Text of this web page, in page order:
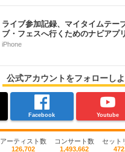
ライブ参加記録、マイタイムテー
ブ・フェスへ行くためのナビアプリ
iPhone
公式アカウントをフォローしよ
Facebook Youtube
アーティスト数
126,702
コンサート数
1,493,662
セット